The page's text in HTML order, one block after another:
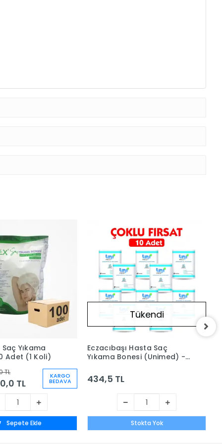
Yıkama
Adet (1 Koli)
TL
TL
KARGO
BEDAVA
Sepete Ekle
Tükendi
Eczacıbaşı Hasta Saç
Yıkama Bonesi (Unimed) -
434,5 TL
Stokta Yok